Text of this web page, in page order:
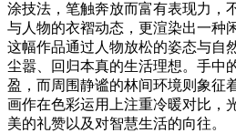
涂技法，笔触奔放而富有表现力，
与人物的衣褶动态，更渲染出一种
这幅作品通过人物放松的姿态与自
尘嚣、回归本真的生活理想。手中
盈，而周围静谧的林间环境则象征
画作在色彩运用上注重冷暖对比，
美的礼赞以及对智慧生活的向往。